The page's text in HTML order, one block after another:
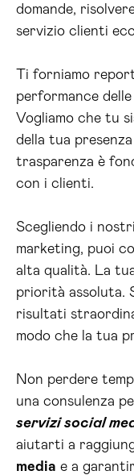
domande,
servizio clienti
Ti forniamo
performance
Vogliamo che tu
della tua
trasparenza è
con i clienti.
Scegliendo i
marketing, puoi
alta qualità. La
priorità assoluta.
risultati
modo che la tua
Non perdere
una consulenza
servizi social
aiutarti a
media e a